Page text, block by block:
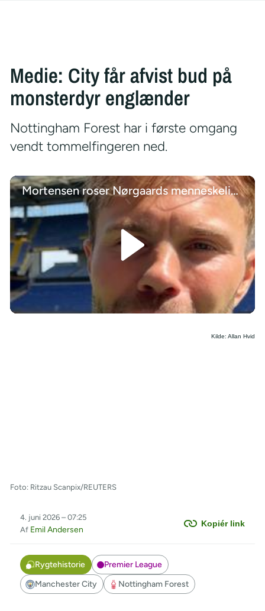
Medie: City får afvist bud på
monsterdyr englænder
Nottingham Forest har i første omgang
vendt tommelfingeren ned.
Mortensen roser Nørgaards menneskelige evner
Kilde: Allan Hvid
Foto: Ritzau Scanpix/REUTERS
Kopiér link
4. juni 2026 – 07:25
Af Emil Andersen
Rygtehistorie
Premier League
Manchester City
Nottingham Forest